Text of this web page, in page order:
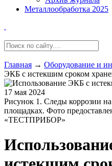
Металлообработка 2025
Главная → Оборудование и
ЭКБ с истекшим сроком
17 мая 2024
Рисунок 1. Следы коррозии
площадках. Фото
«ТЕСТПРИБОР»